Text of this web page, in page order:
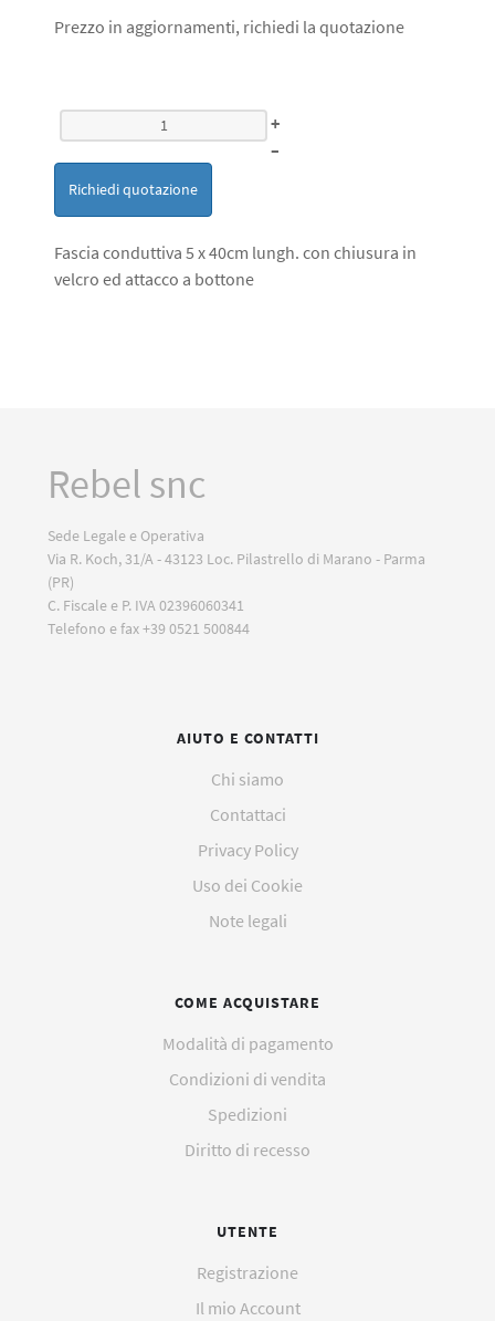
Prezzo in aggiornamenti, richiedi la quotazione
+
–
Richiedi quotazione
Fascia conduttiva 5 x 40cm lungh. con chiusura in
velcro ed attacco a bottone
Rebel snc
Sede Legale e Operativa
Via R. Koch, 31/A - 43123 Loc. Pilastrello di Marano - Parma
(PR)
C. Fiscale e P. IVA 02396060341
Telefono e fax +39 0521 500844
AIUTO E CONTATTI
Chi siamo
Contattaci
Privacy Policy
Uso dei Cookie
Note legali
COME ACQUISTARE
Modalità di pagamento
Condizioni di vendita
Spedizioni
Diritto di recesso
UTENTE
Registrazione
Il mio Account